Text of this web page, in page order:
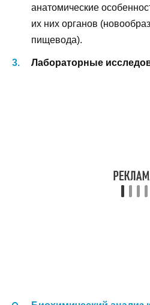
анатомические
их них органов
пищевода).
Лабораторные